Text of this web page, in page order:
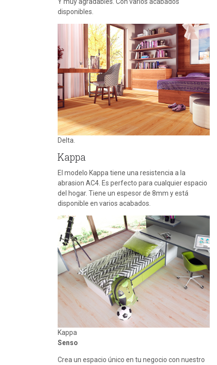
disponibles.
Delta.
Kappa
El modelo Kappa tiene una resistencia a la
abrasion AC4. Es perfecto para cualquier espacio
del hogar. Tiene un espesor de 8mm y está
disponible en varios acabados.
Kappa
Senso
Crea un espacio único en tu negocio con nuestro